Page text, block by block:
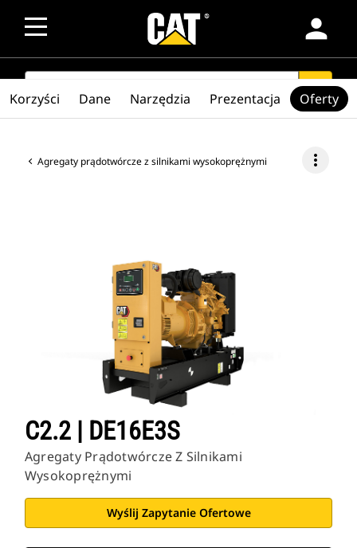
person
SEARCH search
Agregaty prądotwórcze z silnikami wysokoprężnymi more_vert
C2.2 | DE16E3S
Agregaty Prądotwórcze Z Silnikami
Wysokoprężnymi
Wyślij Zapytanie Ofertowe
Korzyści Dane Narzędzia Prezentacja Oferty